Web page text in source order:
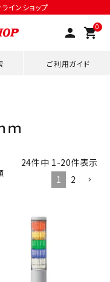
インショップ
person 0
shopping_cart
ご利用ガイド
ｍ
24件中 1-20件表示
1
2